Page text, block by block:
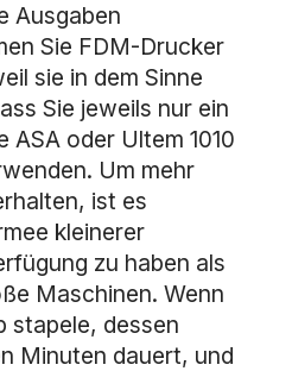
Ausgaben
Sie FDM-Drucker
sie in dem Sinne
Sie jeweils nur ein
ASA oder Ultem 1010
Um mehr
ist es
kleinerer
zu haben als
Maschinen. Wenn
stapele, dessen
Minuten dauert, und